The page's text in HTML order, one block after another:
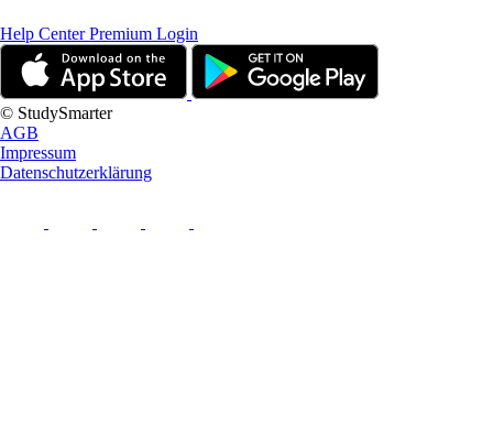
Help CenterPremium Login
© StudySmarter
AGB
Impressum
Datenschutzerklärung